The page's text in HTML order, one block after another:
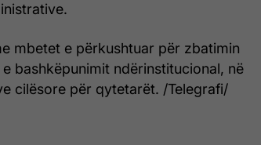
mbetet e përkushtuar për zbatimin
bashkëpunimit ndërinstitucional, në
cilësore për qytetarët. /Telegrafi/